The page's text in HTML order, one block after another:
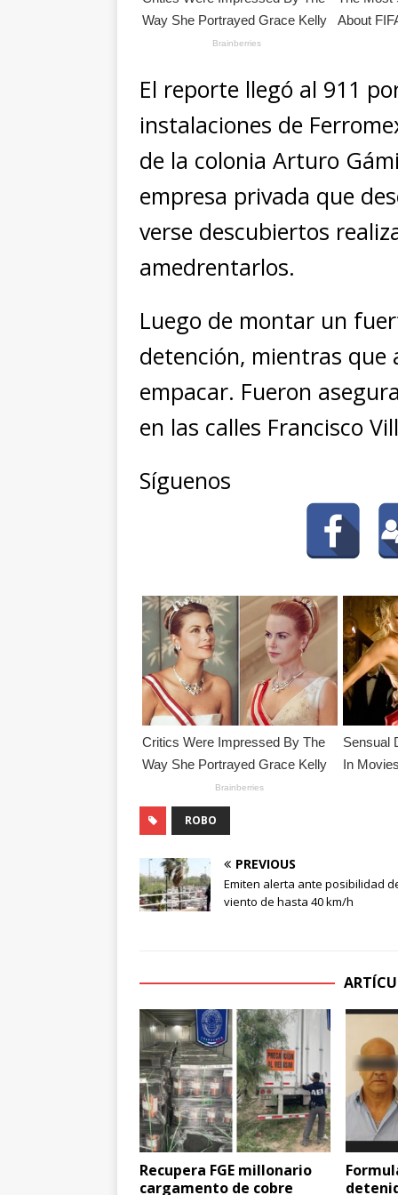
El reporte llegó al 911
instalaciones de
de la colonia Arturo
empresa privada que
verse descubiertos
amedrentarlos.
Luego de montar un
detención, mientras que
empacar. Fueron
en las calles Francisco
Síguenos
ROBO
PREVIOUS
Emiten alerta ante posibilidad
viento de hasta 40 km/h
Recupera FGE millonario
cargamento de cobre